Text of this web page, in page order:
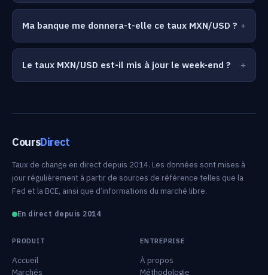
Ma banque me donnera-t-elle ce taux MXN/USD ?
Le taux MXN/USD est-il mis à jour le week-end ?
CoursDirect
Taux de change en direct depuis 2014. Les données sont mises à
jour régulièrement à partir de sources de référence telles que la
Fed et la BCE, ainsi que d’informations du marché libre.
En direct depuis 2014
PRODUIT
Accueil
Marchés
ENTREPRISE
À propos
Méthodologie